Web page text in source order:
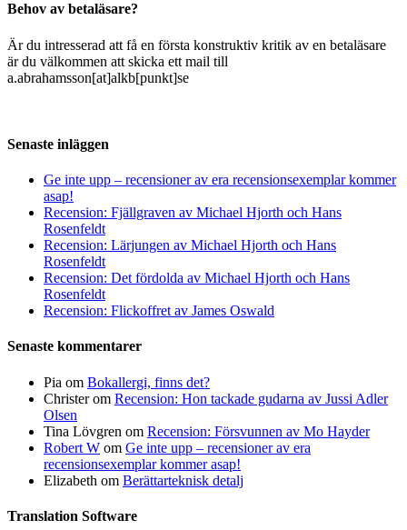
Behov av betaläsare?
Är du intresserad att få en första konstruktiv kritik av en betaläsare
är du välkommen att skicka ett mail till
a.abrahamsson[at]alkb[punkt]se
Senaste inläggen
Ge inte upp – recensioner av era recensionsexemplar kommer
asap!
Recension: Fjällgraven av Michael Hjorth och Hans
Rosenfeldt
Recension: Lärjungen av Michael Hjorth och Hans
Rosenfeldt
Recension: Det fördolda av Michael Hjorth och Hans
Rosenfeldt
Recension: Flickoffret av James Oswald
Senaste kommentarer
Pia om Bokallergi, finns det?
Christerom Recension: Hon tackade gudarna av Jussi Adler
Olsen
Tina Lövgren om Recension: Försvunnen av Mo Hayder
Robert W om Ge inte upp – recensioner av era
recensionsexemplar kommer asap!
Elizabeth om Berättarteknisk detalj
Translation Software